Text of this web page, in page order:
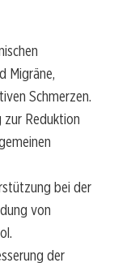
Migräne,
Schmerzen.
zur Reduktion
bei der
von
der